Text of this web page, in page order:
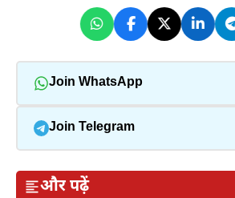
Join WhatsApp
Join Telegram
और पढ़ें